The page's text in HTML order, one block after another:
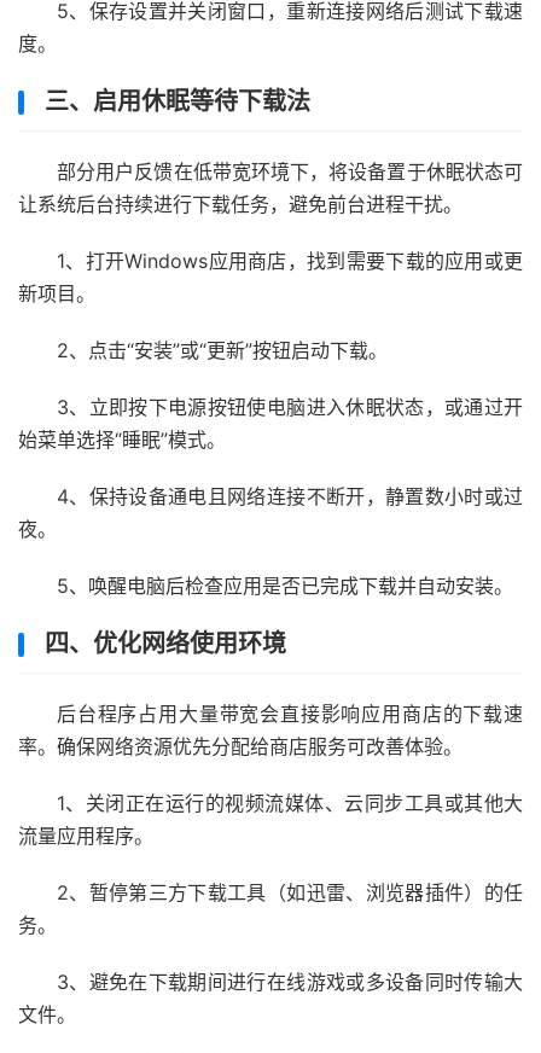
5、保存设置并关闭窗口，重新连接网络后测试下载速
度。
三、启用休眠等待下载法
部分用户反馈在低带宽环境下，将设备置于休眠状态可
让系统后台持续进行下载任务，避免前台进程干扰。
1、打开Windows应用商店，找到需要下载的应用或更
新项目。
2、点击“安装”或“更新”按钮启动下载。
3、立即按下电源按钮使电脑进入休眠状态，或通过开
始菜单选择“睡眠”模式。
4、保持设备通电且网络连接不断开，静置数小时或过
夜。
5、唤醒电脑后检查应用是否已完成下载并自动安装。
四、优化网络使用环境
后台程序占用大量带宽会直接影响应用商店的下载速
率。确保网络资源优先分配给商店服务可改善体验。
1、关闭正在运行的视频流媒体、云同步工具或其他大
流量应用程序。
2、暂停第三方下载工具（如迅雷、浏览器插件）的任
务。
3、避免在下载期间进行在线游戏或多设备同时传输大
文件。